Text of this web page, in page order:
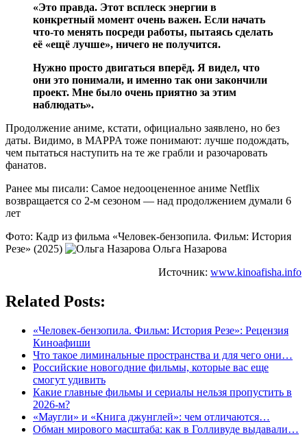
«Это правда. Этот всплеск энергии в
конкретный момент очень важен. Если начать
что-то менять посреди работы, пытаясь сделать
её «ещё лучше», ничего не получится.
Нужно просто двигаться вперёд. Я видел, что
они это понимали, и именно так они закончили
проект. Мне было очень приятно за этим
наблюдать».
Продолжение аниме, кстати, официально заявлено, но без
даты. Видимо, в MAPPA тоже понимают: лучше подождать,
чем пытаться наступить на те же грабли и разочаровать
фанатов.
Ранее мы писали: Самое недооцененное аниме Netflix
возвращается со 2-м сезоном — над продолжением думали 6
лет
Фото: Кадр из фильма «Человек-бензопила. Фильм: История
Резе» (2025)
Ольга Назарова
Источник: www.kinoafisha.info
Related Posts:
«Человек-бензопила. Фильм: История Резе»: Рецензия
Киноафиши
Что такое лиминальные пространства и для чего они…
Российские новогодние фильмы, которые вас еще
смогут удивить
Какие главные фильмы и сериалы нельзя пропустить в
2026-м?
«Маугли» и «Книга джунглей»: чем отличаются…
Обман мирового масштаба: как в Голливуде выдавали…